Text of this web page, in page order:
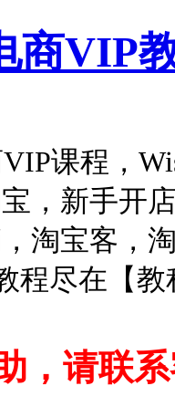
商VIP
课程，
，新手开
淘宝客，
程尽在【
，请联